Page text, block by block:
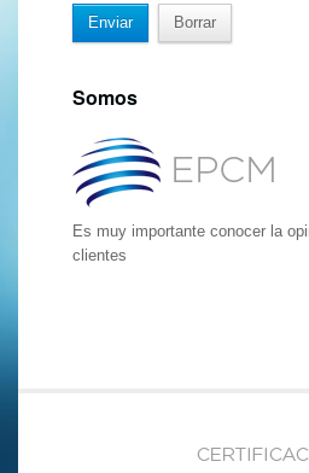
Somos
Es muy importante conocer la
clientes